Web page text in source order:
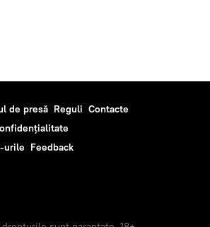
de presă Reguli Contacte
urile Feedback